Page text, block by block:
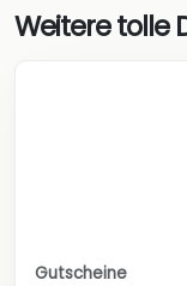
Weitere tolle
Gutscheine